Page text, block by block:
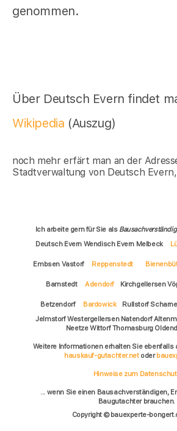
genommen.
Über Deutsch Evern findet
Wikipedia (Auszug)
noch mehr erfärt man an der
Stadtverwaltung von Deutsch
Ich arbeite gern für Sie als
Deutsch Evern Wendisch Evern Melbeck
Embsen Vastorf Reppenstedt
Barnstedt Adendorf Kirchgellersen
Betzendorf Bardowick
Rullstorf
Jelmstorf Westergellersen Natendorf
Neetze Wittorf Thomasburg
Weitere Informationen erhalten Sie ebenfalls
hauskauf-gutachter.netoder
Hinweise zum
... wenn Sie einen Bausachverständigen,
Baugutachter brauchen.
Copyright © bauexperte-